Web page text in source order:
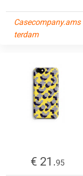
Casecompany.ams
terdam
€ 21.95